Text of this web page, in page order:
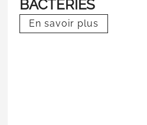
BACTÉRIES
En savoir plus